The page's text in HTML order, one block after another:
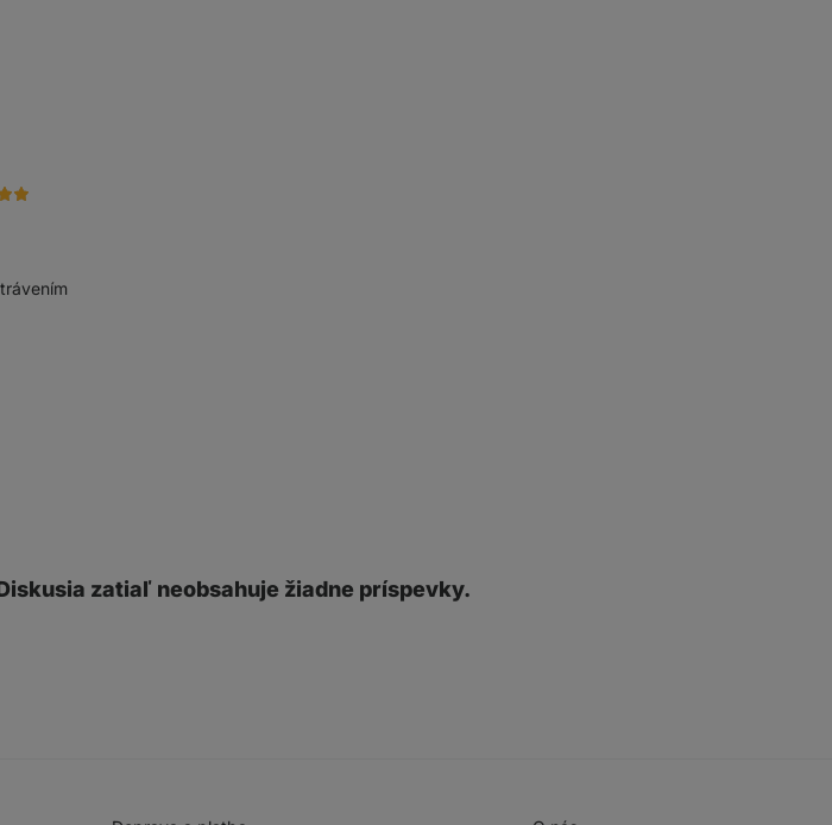
zatiaľ neobsahuje žiadne príspevky.